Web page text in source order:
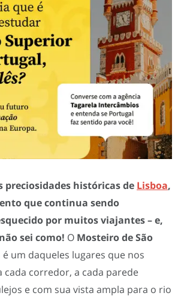
preciosidades históricas de Lisboa,
que continua sendo
por muitos viajantes – e,
sei como! O Mosteiro de São
é um daqueles lugares que nos
cada corredor, a cada parede
e com sua vista ampla para o rio